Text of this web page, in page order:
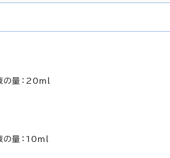
の量：20ml
の量：10ml